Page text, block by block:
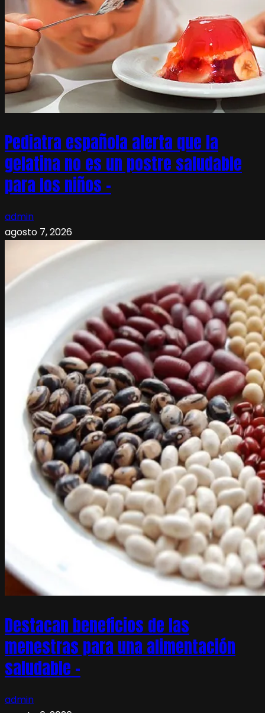
Pediatra española alerta que la
gelatina no es un postre saludable
para los niños –
admin
agosto 7, 2026
Destacan beneficios de las
menestras para una alimentación
saludable –
admin